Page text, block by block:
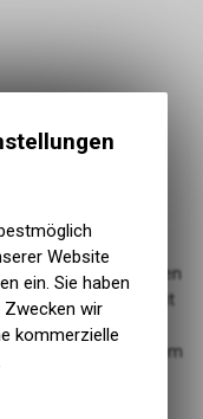
Tasche versteckt
dem Rücken tragen
einfach mit
Stauraum und einem
Website
ein. Sie haben
Zwecken wir
kommerzielle